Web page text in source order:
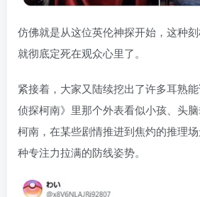
仿佛就是从这位英伦神探开始，这种
就彻底定死在观众心里了。
紧接着，大家又陆续挖出了许多耳熟
侦探柯南》里那个外表看似小孩、头
柯南，在某些剧情推进到焦灼的推理
种专注力拉满的防线姿势。